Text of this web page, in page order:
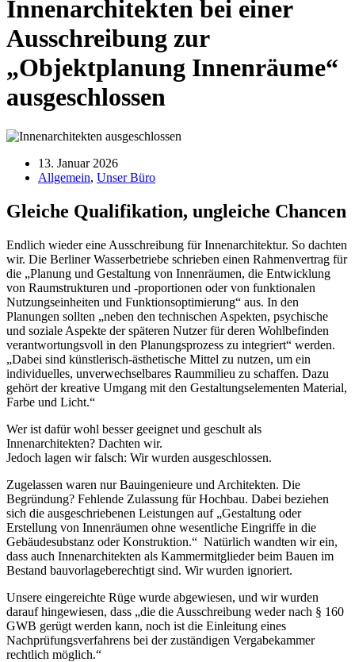
Innenarchitekten bei einer
Ausschreibung zur
„Objektplanung Innenräume“
ausgeschlossen
13. Januar 2026
Allgemein, Unser Büro
Gleiche Qualifikation, ungleiche Chancen
Endlich wieder eine Ausschreibung für Innenarchitektur. So dachten
wir. Die Berliner Wasserbetriebe schrieben einen Rahmenvertrag für
die „Planung und Gestaltung von Innenräumen, die Entwicklung
von Raumstrukturen und -proportionen oder von funktionalen
Nutzungseinheiten und Funktionsoptimierung“ aus. In den
Planungen sollten „neben den technischen Aspekten, psychische
und soziale Aspekte der späteren Nutzer für deren Wohlbefinden
verantwortungsvoll in den Planungsprozess zu integriert“ werden.
„Dabei sind künstlerisch-ästhetische Mittel zu nutzen, um ein
individuelles, unverwechselbares Raummilieu zu schaffen. Dazu
gehört der kreative Umgang mit den Gestaltungselementen Material,
Farbe und Licht.“
Wer ist dafür wohl besser geeignet und geschult als
Innenarchitekten? Dachten wir.
Jedoch lagen wir falsch: Wir wurden ausgeschlossen.
Zugelassen waren nur Bauingenieure und Architekten. Die
Begründung? Fehlende Zulassung für Hochbau. Dabei beziehen
sich die ausgeschriebenen Leistungen auf „Gestaltung oder
Erstellung von Innenräumen ohne wesentliche Eingriffe in die
Gebäudesubstanz oder Konstruktion.“ Natürlich wandten wir ein,
dass auch Innenarchitekten als Kammermitglieder beim Bauen im
Bestand bauvorlageberechtigt sind. Wir wurden ignoriert.
Unsere eingereichte Rüge wurde abgewiesen, und wir wurden
darauf hingewiesen, dass „die die Ausschreibung weder nach § 160
GWB gerügt werden kann, noch ist die Einleitung eines
Nachprüfungsverfahrens bei der zuständigen Vergabekammer
rechtlich möglich.“